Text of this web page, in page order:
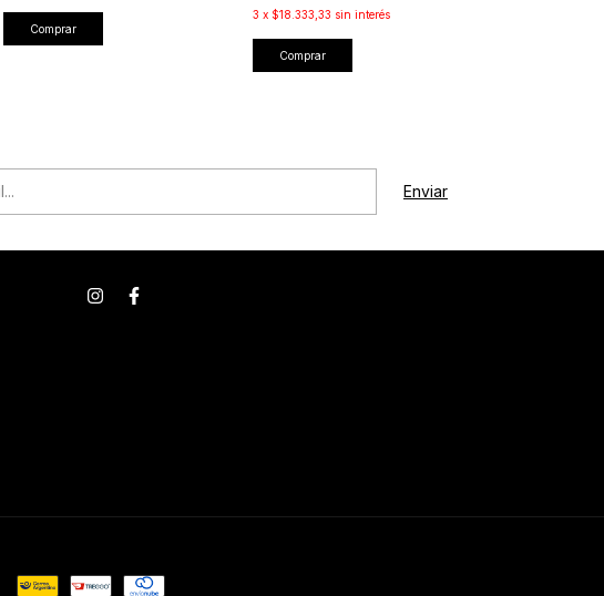
Comprar
3 x $18.333,33 sin interés
Comprar